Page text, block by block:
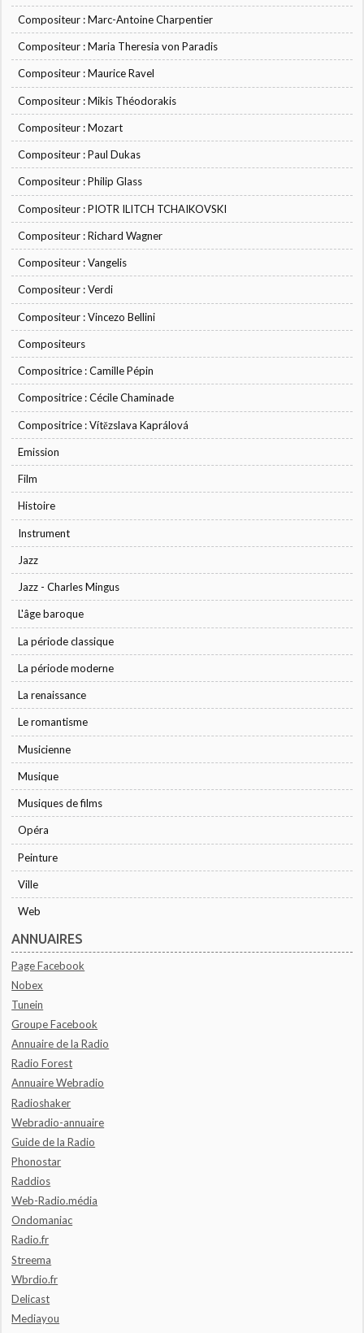
Compositeur : Marc-Antoine Charpentier
Compositeur : Maria Theresia von Paradis
Compositeur : Maurice Ravel
Compositeur : Mikis Théodorakis
Compositeur : Mozart
Compositeur : Paul Dukas
Compositeur : Philip Glass
Compositeur : PIOTR ILITCH TCHAIKOVSKI
Compositeur : Richard Wagner
Compositeur : Vangelis
Compositeur : Verdi
Compositeur : Vincezo Bellini
Compositeurs
Compositrice : Camille Pépin
Compositrice : Cécile Chaminade
Compositrice : Vítězslava Kaprálová
Emission
Film
Histoire
Instrument
Jazz
Jazz - Charles Mingus
L'âge baroque
La période classique
La période moderne
La renaissance
Le romantisme
Musicienne
Musique
Musiques de films
Opéra
Peinture
Ville
Web
ANNUAIRES
Page Facebook
Nobex
Tunein
Groupe Facebook
Annuaire de la Radio
Radio Forest
Annuaire Webradio
Radioshaker
Webradio-annuaire
Guide de la Radio
Phonostar
Raddios
Web-Radio.média
Ondomaniac
Radio.fr
Streema
Wbrdio.fr
Delicast
Mediayou